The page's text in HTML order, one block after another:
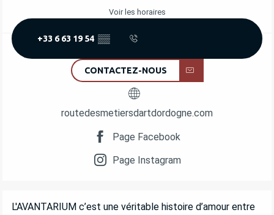
Voir les horaires
+33 6 63 19 54 ▒▒
CONTACTEZ-NOUS
routedesmetiersdartdordogne.com
Page Facebook
Page Instagram
DESCRIPTION
L'AVANTARIUM c’est une véritable histoire d’amour entre